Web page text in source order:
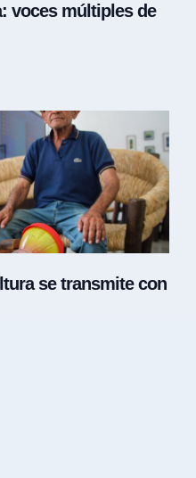
voces múltiples de
se transmite con